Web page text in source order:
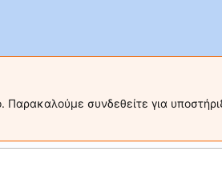
Παρακαλούμε συνδεθείτε για